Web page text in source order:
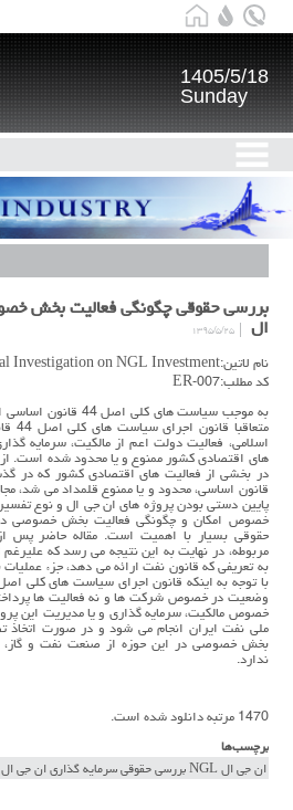
1405/5/18
Sunday
بررسی حقوقی چگونگی فعالیت بخش
ال
۱۳۹۵/۵/۲۵
نام لاتین:Legal Investigation on NGL Investment
کد مطلب:ER-007
به موجب سیاست های
اسلامی، فعالیت دولت اعم از مالکیت، سرمایه
های اقتصادی کشور ممنوع و یا محدود شده است.
قانون اساسی، محدود و یا ممنوع قلمداد می شد،
پایین دستی بودن پروژه های ان جی ال و نوع
خصوص امکان و چگونگی فعالیت بخش خصوصی در
حقوقی بسیار با اهمیت است. مقاله حاضر پس
مربوطه، در نهایت به این نتیجه می رسد که
به تعریفی که قانون نفت ارائه می دهد، جزء
وضعیت در خصوص شرکت ها و نه فعالیت ها
خصوص مالکیت، سرمایه گذاری و یا مدیریت این
ملی نفت ایران انجام می شود و در صورت اتخاذ
بخش خصوصی در این حوزه از صنعت نفت و گاز،
ندارد.
1470 مرتبه دانلود شده است.
برچسب‌ها
ان جی ال NGL بررسی حقوقی سرمایه گذاری ان جی ال